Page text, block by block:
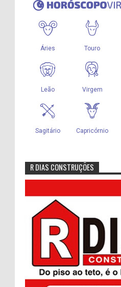
R DIAS CONSTRUÇÕES